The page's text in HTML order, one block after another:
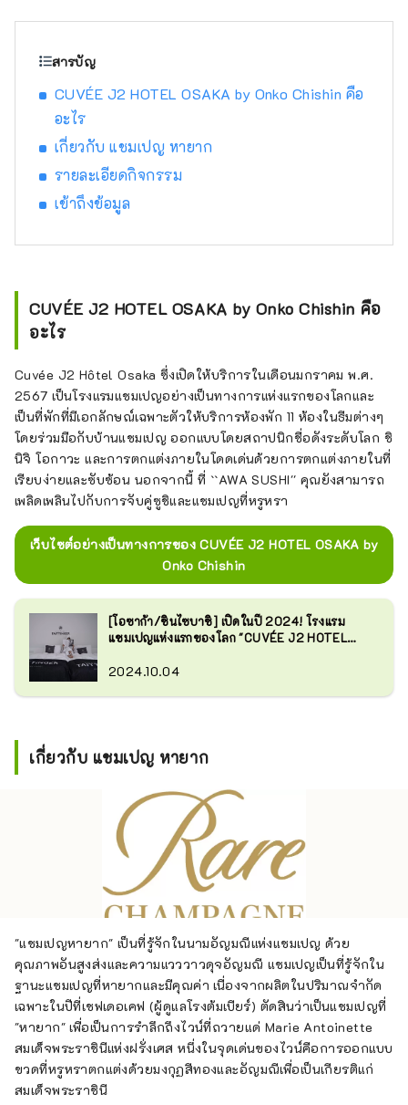
สารบัญ
CUVÉE J2 HOTEL OSAKA by Onko Chishin คือ
อะไร
เกี่ยวกับ แชมเปญ หายาก
รายละเอียดกิจกรรม
เข้าถึงข้อมูล
CUVÉE J2 HOTEL OSAKA by Onko Chishin คือ
อะไร
Cuvée J2 Hôtel Osaka ซึ่งเปิดให้บริการในเดือนมกราคม พ.ศ.
2567 เป็นโรงแรมแชมเปญอย่างเป็นทางการแห่งแรกของโลกและ
เป็นที่พักที่มีเอกลักษณ์เฉพาะตัวให้บริการห้องพัก 11 ห้องในธีมต่างๆ
โดยร่วมมือกับบ้านแชมเปญ ออกแบบโดยสถาปนิกชื่อดังระดับโลก ชิ
นิจิ โอกาวะ และการตกแต่งภายในโดดเด่นด้วยการตกแต่งภายในที่
เรียบง่ายและซับซ้อน นอกจากนี้ ที่ ``AWA SUSHI'' คุณยังสามารถ
เพลิดเพลินไปกับการจับคู่ซูชิและแชมเปญที่หรูหรา
เว็บไซต์อย่างเป็นทางการของ CUVÉE J2 HOTEL OSAKA by
Onko Chishin
[โอซาก้า/ชินไซบาชิ] เปิดในปี 2024! โรงแรม
แชมเปญแห่งแรกของโลก "CUVÉE J2 HOTEL
2024.10.04
เกี่ยวกับ แชมเปญ หายาก
"แชมเปญหายาก" เป็นที่รู้จักในนามอัญมณีแห่งแชมเปญ ด้วย
คุณภาพอันสูงส่งและความแวววาวดุจอัญมณี แชมเปญเป็นที่รู้จักใน
ฐานะแชมเปญที่หายากและมีคุณค่า เนื่องจากผลิตในปริมาณจำกัด
เฉพาะในปีที่เชฟเดอเคฟ (ผู้ดูแลโรงต้มเบียร์) ตัดสินว่าเป็นแชมเปญที่
"หายาก" เพื่อเป็นการรำลึกถึงไวน์ที่ถวายแด่ Marie Antoinette
สมเด็จพระราชินีแห่งฝรั่งเศส หนึ่งในจุดเด่นของไวน์คือการออกแบบ
ขวดที่หรูหราตกแต่งด้วยมงกุฏสีทองและอัญมณีเพื่อเป็นเกียรติแก่
สมเด็จพระราชินี